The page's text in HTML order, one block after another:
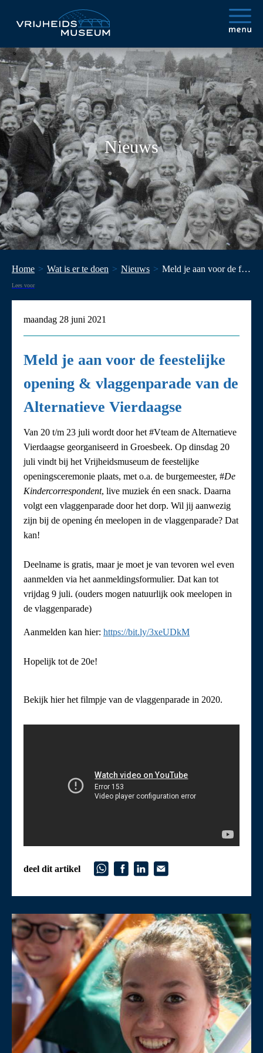
Nieuws
Home Wat is er te doen Nieuws Meld je aan voor de feestelijke opening & vlaggenparade van de Alternatieve Vierdaagse
Lees voor
maandag 28 juni 2021
Meld je aan voor de feestelijke
opening & vlaggenparade van de
Alternatieve Vierdaagse
Van 20 t/m 23 juli wordt door het #Vteam de Alternatieve
Vierdaagse georganiseerd in Groesbeek. Op dinsdag 20
juli vindt bij het Vrijheidsmuseum de feestelijke
openingsceremonie plaats, met o.a. de burgemeester, #De
Kindercorrespondent, live muziek én een snack. Daarna
volgt een vlaggenparade door het dorp. Wil jij aanwezig
zijn bij de opening én meelopen in de vlaggenparade? Dat
kan!
Deelname is gratis, maar je moet je van tevoren wel even
aanmelden via het aanmeldingsformulier. Dat kan tot
vrijdag 9 juli. (ouders mogen natuurlijk ook meelopen in
de vlaggenparade)
Aanmelden kan hier: https://bit.ly/3xeUDkM
Hopelijk tot de 20e!
Bekijk hier het filmpje van de vlaggenparade in 2020.
deel dit artikel